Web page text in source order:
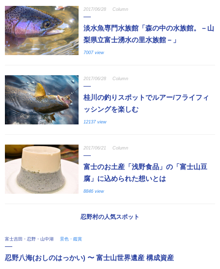
2017/06/28 Column
淡水魚専門水族館「森の中の水族館。－山
梨県立富士湧水の里水族館－」
7007 view
2017/06/28 Column
桂川の釣りスポットでルアー/フライフィ
ッシングを楽しむ
12137 view
2017/06/21 Column
富士のお土産「浅野食品」の「富士山豆
腐」に込められた想いとは
8846 view
忍野村の人気スポット
富士吉田・忍野・山中湖 景色・鑑賞
忍野八海(おしのはっかい) 〜 富士山世界遺産 構成資産